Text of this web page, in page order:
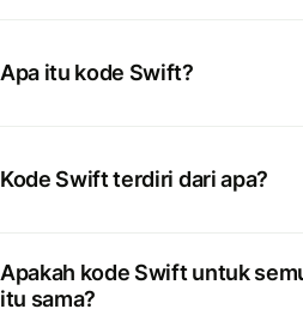
Apa itu kode Swift?
Kode Swift terdiri dari apa?
Apakah kode Swift untuk
itu sama?